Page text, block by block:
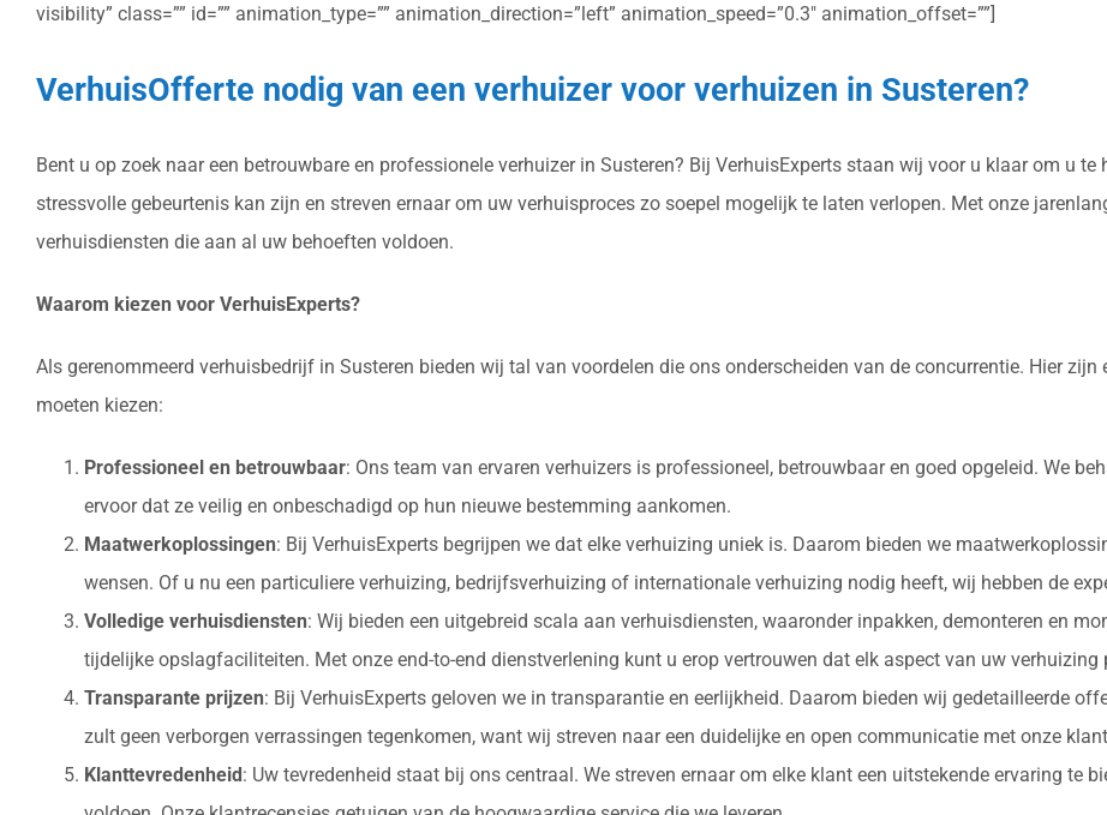
visibility” class=”” id=”” animation_type=”” animation_direction=”left” animation_speed=”0.3″ animation_offset=””]
VerhuisOfferte nodig van een verhuizer voor verhuizen in Susteren?
Bent u op zoek naar een betrouwbare en professionele verhuizer in Susteren? Bij VerhuisExperts staan wij voor u klaar om u
stressvolle gebeurtenis kan zijn en streven ernaar om uw verhuisproces zo soepel mogelijk te laten verlopen. Met onze
verhuisdiensten die aan al uw behoeften voldoen.
Waarom kiezen voor VerhuisExperts?
Als gerenommeerd verhuisbedrijf in Susteren bieden wij tal van voordelen die ons onderscheiden van de concurrentie. Hier
moeten kiezen:
Professioneel en betrouwbaar: Ons team van ervaren verhuizers is professioneel, betrouwbaar en goed opgeleid. We
ervoor dat ze veilig en onbeschadigd op hun nieuwe bestemming aankomen.
Maatwerkoplossingen: Bij VerhuisExperts begrijpen we dat elke verhuizing uniek is. Daarom bieden we
wensen. Of u nu een particuliere verhuizing, bedrijfsverhuizing of internationale verhuizing nodig heeft, wij hebben de
Volledige verhuisdiensten: Wij bieden een uitgebreid scala aan verhuisdiensten, waaronder inpakken, demonteren en
tijdelijke opslagfaciliteiten. Met onze end-to-end dienstverlening kunt u erop vertrouwen dat elk aspect van uw
Transparante prijzen: Bij VerhuisExperts geloven we in transparantie en eerlijkheid. Daarom bieden wij gedetailleerde
zult geen verborgen verrassingen tegenkomen, want wij streven naar een duidelijke en open communicatie met onze
Klanttevredenheid: Uw tevredenheid staat bij ons centraal. We streven ernaar om elke klant een uitstekende ervaring te